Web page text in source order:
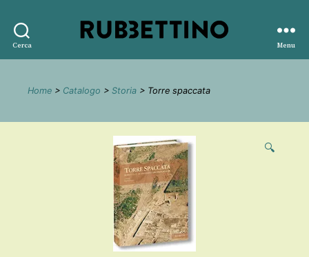
Cerca
editore
Menu
Home > Catalogo > Storia > Torre spaccata
🔍